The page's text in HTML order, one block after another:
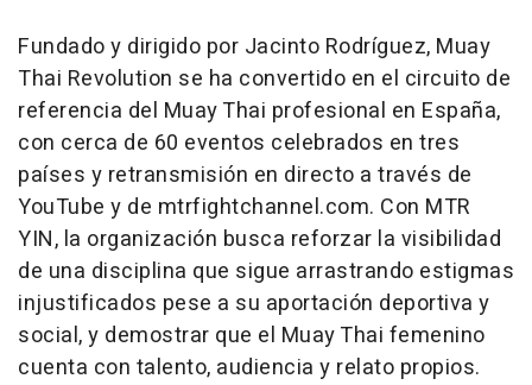
Fundado y dirigido por Jacinto Rodríguez, Muay
Thai Revolution se ha convertido en el circuito de
referencia del Muay Thai profesional en España,
con cerca de 60 eventos celebrados en tres
países y retransmisión en directo a través de
YouTube y de mtrfightchannel.com. Con MTR
YIN, la organización busca reforzar la visibilidad
de una disciplina que sigue arrastrando estigmas
injustificados pese a su aportación deportiva y
social, y demostrar que el Muay Thai femenino
cuenta con talento, audiencia y relato propios.